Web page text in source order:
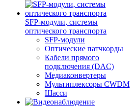
SFP-модули, системы
оптического транспорта
SFP-модули
Оптические патчкорды
Кабели прямого
подключения (DAC)
Медиаконвертеры
Мультиплексоры CWDM
Шасси